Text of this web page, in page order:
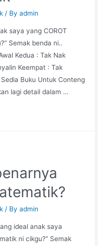
/ Byadmin
saya yang COROT
Semak benda ni..
Kedua : Tak Nak
Keempat : Tak
Buku Untuk Conteng
lagi detail dalam …
/ Byadmin
ideal anak saya
ni cikgu?” Semak